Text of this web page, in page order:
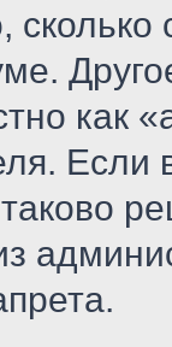
как
таково